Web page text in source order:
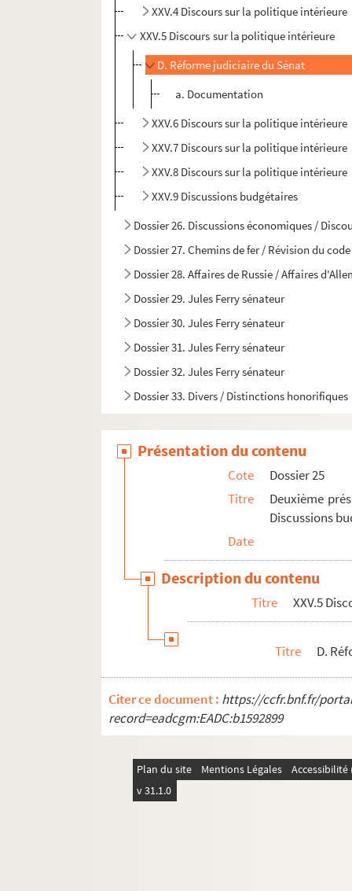
XXV.4 Discours sur la politique intérieure
XXV.5 Discours sur la politique intérieure
D. Réforme judiciaire du Sénat
a. Documentation
XXV.6 Discours sur la politique intérieure
XXV.7 Discours sur la politique intérieure
XXV.8 Discours sur la politique intérieure
XXV.9 Discussions budgétaires
Dossier 26. Discussions économiques /
Dossier 27. Chemins de fer / Révision du
Dossier 28. Affaires de Russie / Affaires
Dossier 29. Jules Ferry sénateur
Dossier 30. Jules Ferry sénateur
Dossier 31. Jules Ferry sénateur
Dossier 32. Jules Ferry sénateur
Dossier 33. Divers / Distinctions honorifiques
Présentation du contenu
Cote
Dossier 25
Titre
Deuxième
Discussions
Date
Description du contenu
Titre XXV.5
Titre D.
Citer ce document : https://ccfr.bnf.fr/
record=eadcgm:EADC:b1592899
Plan du site Mentions Légales
v 31.1.0